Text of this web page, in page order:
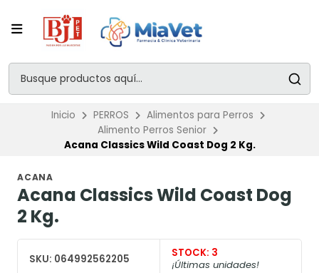
Inicio PERROS
Alimentos para Perros
Alimento Perros Senior
Acana Classics Wild Coast Dog 2 Kg.
ACANA
Acana Classics Wild Coast Dog
2 Kg.
SKU: 064992562205 STOCK: 3
¡Últimas unidades!